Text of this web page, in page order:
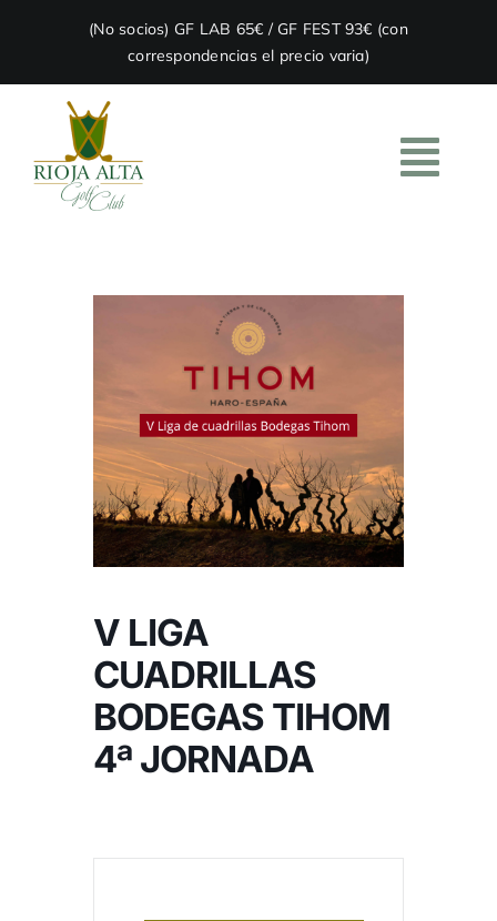
(No socios) GF LAB 65€ / GF FEST 93€ (con
correspondencias el precio varia)
RESTAURACIÓN
NOTICIAS
HAZTE SOCIO
RESERVAR
V LIGA
CUADRILLAS
BODEGAS TIHOM
4ª JORNADA